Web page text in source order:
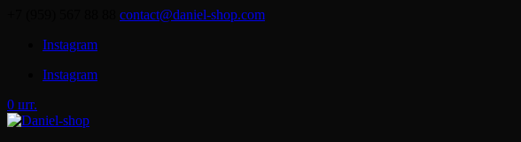
contact@daniel-shop.com
Instagram
Instagram
0 шт.